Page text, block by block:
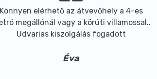
Könnyen elérhető az átvevőhely a 4-es
megállónál vagy a körúti villamossal..
Udvarias kiszolgálás fogadott
Éva